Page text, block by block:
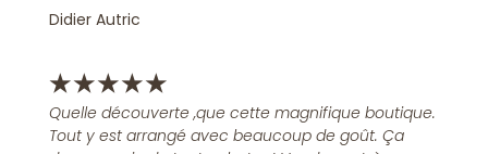
Didier Autric
★★★★★
Quelle découverte ,que cette magnifique boutique.
Tout y est arrangé avec beaucoup de goût. Ça